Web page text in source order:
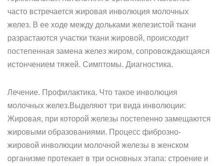
часто встречается жировая инволюция молочных
желез. В ее ходе между дольками железистой ткани
разрастаются участки ткани жировой, происходит
постепенная замена желез жиром, сопровождающаяся
истончением тяжей. Симптомы. Диагностика.
Лечение. Профилактика. Что такое инволюция
молочных желез.Выделяют три вида инволюции:
Жировая, при которой железы постепенно замещаются
жировыми образованиями. Процесс фиброзно-
жировой инволюции молочной железы в женском
организме протекает в три основных этапа: строение и